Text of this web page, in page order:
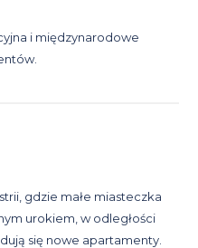
i międzynarodowe
gdzie małe miasteczka
urokiem, w odległości
się nowe apartamenty.